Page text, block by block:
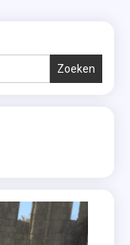
Zoeken